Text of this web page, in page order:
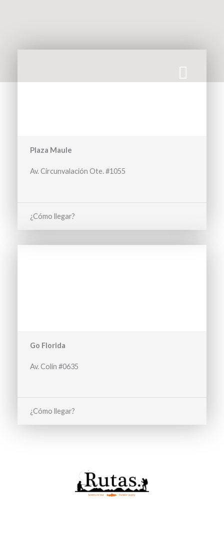
Plaza Maule
Av. Circunvalación Ote. #1055
¿Cómo llegar?
Go Florida
Av. Colín #0635
¿Cómo llegar?